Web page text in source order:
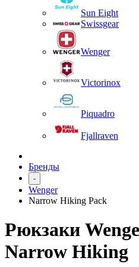
Sun Eight
Swissgear
Wenger
Victorinox
Piquadro
Fjallraven
Бренды
-
Wenger
Narrow Hiking Pack
Рюкзаки
Narrow Hiking